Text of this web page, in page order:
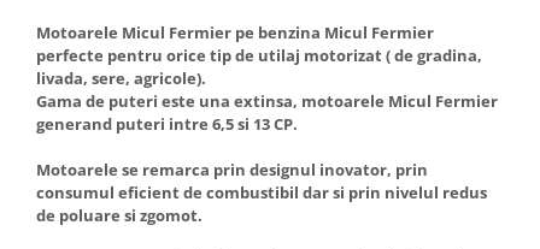
Motoarele Micul Fermier pe benzina Micul Fermier
perfecte pentru orice tip de utilaj motorizat ( de gradina,
livada, sere, agricole).
Gama de puteri este una extinsa, motoarele Micul Fermier
generand puteri intre 6,5 si 13 CP.
Motoarele se remarca prin designul inovator, prin
consumul eficient de combustibil dar si prin nivelul redus
de poluare si zgomot.